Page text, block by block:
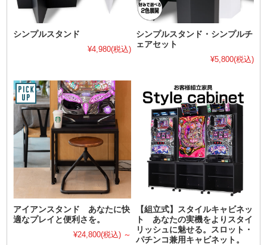
シンプルスタンド
¥4,980(税込)
シンプルスタンド・シンプルチ
ェアセット
¥5,800(税込)
アイアンスタンド あなたに快
適なプレイと便利さを。
¥24,800(税込) ～
【組立式】スタイルキャビネッ
ト あなたの実機をよりスタイ
リッシュに魅せる。スロット・
パチンコ兼用キャビネット。